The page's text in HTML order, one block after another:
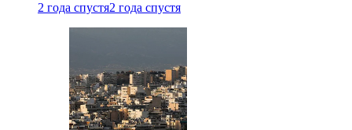
2 года спустя2 года спустя